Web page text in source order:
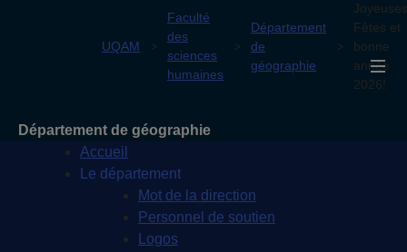
UQAM
Faculté
des
sciences
humaines
Département
de
géographie
Joyeuses
Fêtes et
bonne
année
2026!
Département de géographie
Accueil
Le département
Mot de la direction
Personnel de soutien
Logos